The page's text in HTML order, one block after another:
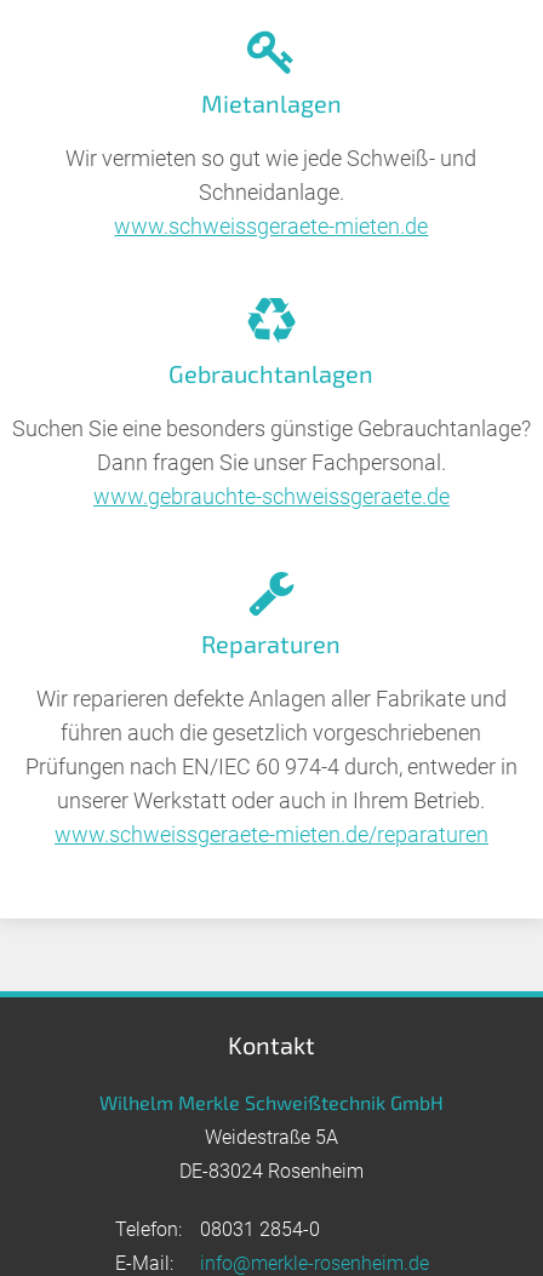
Mietanlagen
Wir vermieten so gut wie jede Schweiß- und
Schneidanlage.
www.schweissgeraete-mieten.de
Gebrauchtanlagen
Suchen Sie eine besonders günstige Gebrauchtanlage?
Dann fragen Sie unser Fachpersonal.
www.gebrauchte-schweissgeraete.de
Reparaturen
Wir reparieren defekte Anlagen aller Fabrikate und
führen auch die gesetzlich vorgeschriebenen
Prüfungen nach EN/IEC 60 974-4 durch, entweder in
unserer Werkstatt oder auch in Ihrem Betrieb.
www.schweissgeraete-mieten.de/reparaturen
Kontakt
Wilhelm Merkle Schweißtechnik GmbH
Weidestraße 5A
DE-83024 Rosenheim
Telefon:
08031 2854-0
E-Mail:
info@merkle-rosenheim.de